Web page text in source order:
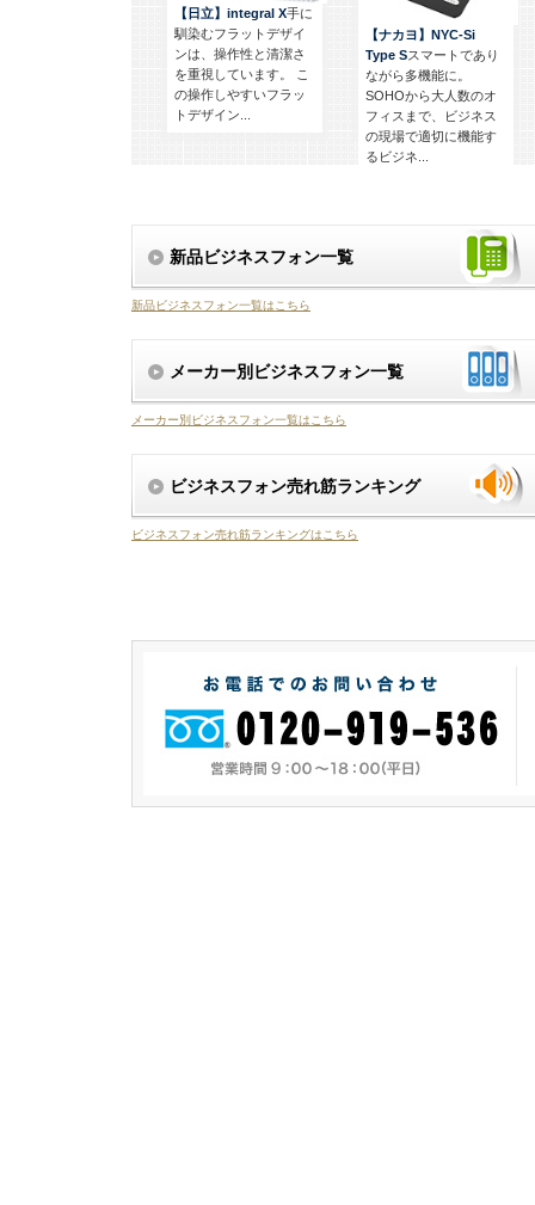
【日立】integral X手に
馴染むフラットデザイ
ンは、操作性と清潔さ
を重視しています。 こ
の操作しやすいフラッ
トデザイン...
【ナカヨ】NYC-Si
Type Sスマートであり
ながら多機能に。
SOHOから大人数のオ
フィスまで、ビジネス
の現場で適切に機能す
るビジネ...
新品ビジネスフォン一覧
新品ビジネスフォン一覧はこちら
メーカー別ビジネスフォン一覧
メーカー別ビジネスフォン一覧はこちら
ビジネスフォン売れ筋ランキング
ビジネスフォン売れ筋ランキングはこちら